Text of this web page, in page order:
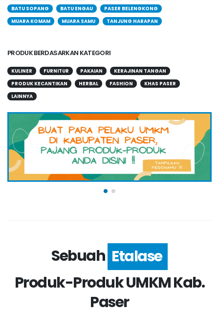
BATU SOPANG
BATU ENGAU
PASER BELENGKONG
MUARA KOMAM
MUARA SAMU TANJUNG HARAPAN
PRODUK BERDASARKAN KATEGORI
KULINER FURNITUR PAKAIAN
KERAJINAN TANGAN
PRODUK KECANTIKAN
HERBAL FASHION
KHAS PASER
LAINNYA
Sebuah Rumah
Produk-Produk UMKM Kab.
Paser